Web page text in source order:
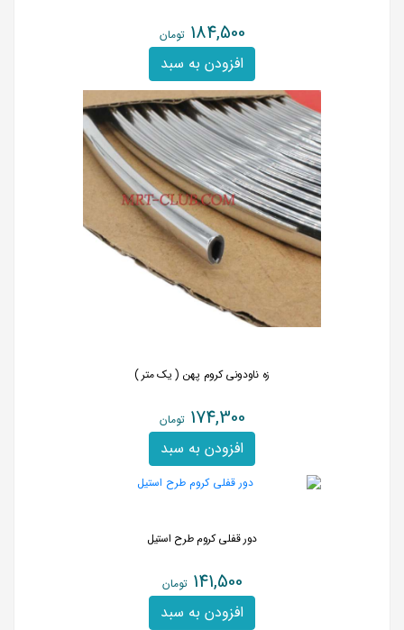
184,500 تومان
افزودن به سبد
زه ناودونی کروم پهن ( یک متر )
174,300 تومان
افزودن به سبد
دور قفلی کروم طرح استیل
141,500 تومان
افزودن به سبد